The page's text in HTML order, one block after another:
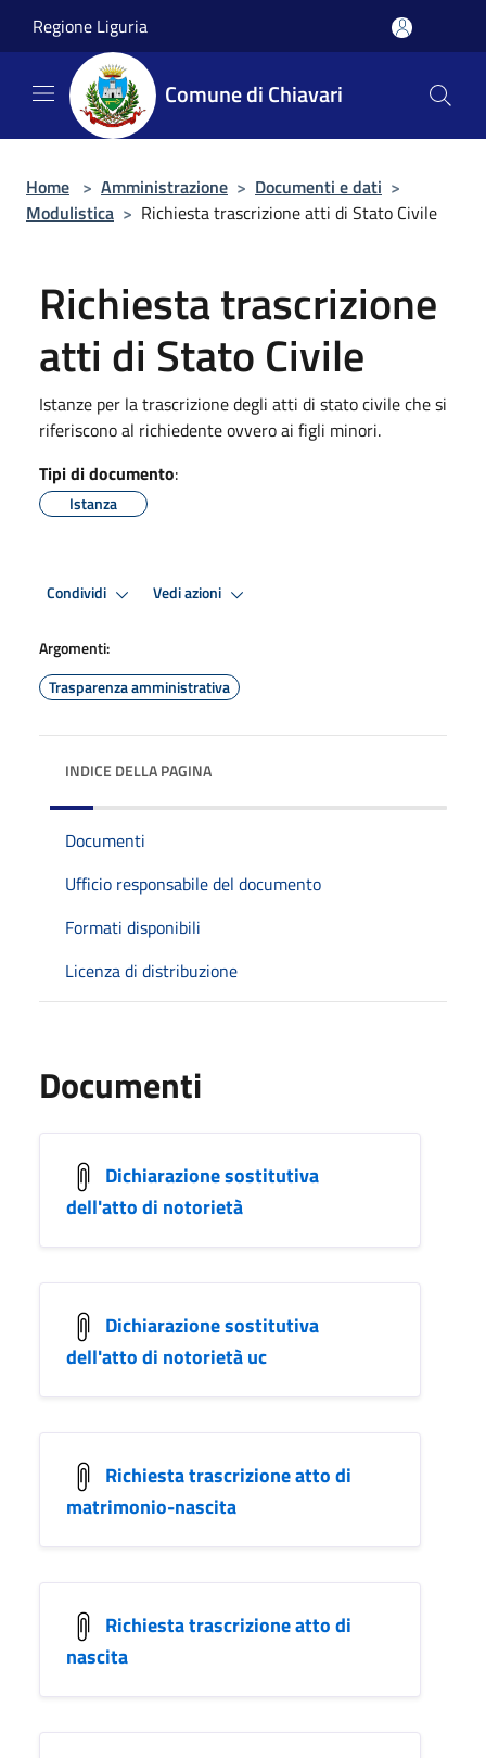
Regione Liguria
Comune di Chiavari
Home > Amministrazione > Documenti e dati >
Modulistica > Richiesta trascrizione atti di Stato Civile
Richiesta trascrizione
atti di Stato Civile
Istanze per la trascrizione degli atti di stato civile che si
riferiscono al richiedente ovvero ai figli minori.
Tipi di documento:
Istanza
Condividi Vedi azioni
Argomenti:
Trasparenza amministrativa
INDICE DELLA PAGINA
Documenti
Ufficio responsabile del documento
Formati disponibili
Licenza di distribuzione
Documenti
Dichiarazione sostitutiva
dell'atto di notorietà
Dichiarazione sostitutiva
dell'atto di notorietà uc
Richiesta trascrizione atto di
matrimonio-nascita
Richiesta trascrizione atto di
nascita